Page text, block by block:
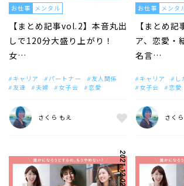
お仕事 メンタル
【まとめ記事vol.2】本音丸出
しで120分大盛り上がり！
女…
キャリア パートナー
友人関係
友達
夫婦 女子会 恋愛
さくら もえ
お仕事 メンタ
【まとめ
ア、恋愛・
名言…
キャリア し
女子会
恋愛
さく
2021.12.02